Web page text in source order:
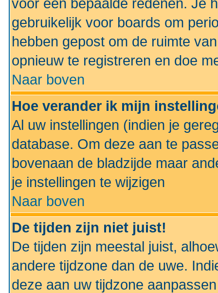
voor een bepaalde redenen. Je
gebruikelijk voor boards om
hebben gepost om de ruimte
opnieuw te registreren en doe
Naar boven
Hoe verander ik mijn
Al uw instellingen (indien je
database. Om deze aan te
bovenaan de bladzijde maar
je instellingen te wijzigen
Naar boven
De tijden zijn niet juist!
De tijden zijn meestal juist,
andere tijdzone dan de uwe.
deze aan uw tijdzone